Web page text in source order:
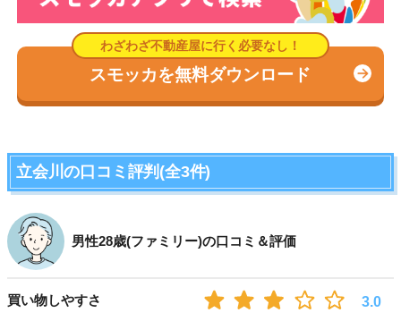
スモッカを無料ダウンロード
立会川の口コミ評判(全3件)
男性28歳(ファミリー)の口コミ＆評価
買い物しやすさ
3.0